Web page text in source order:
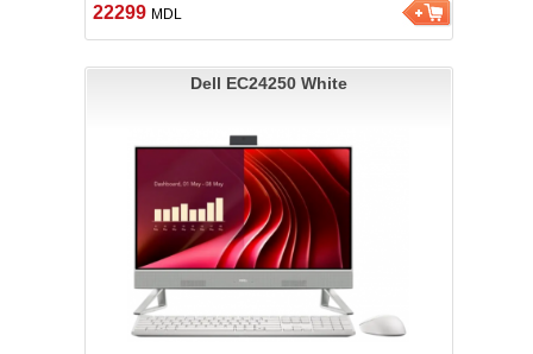
22299 MDL
Dell EC24250 White